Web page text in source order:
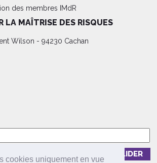
cookies uniquement en vue
des membres IMdR
LA MAÎTRISE DES RISQUES
Wilson - 94230 Cachan